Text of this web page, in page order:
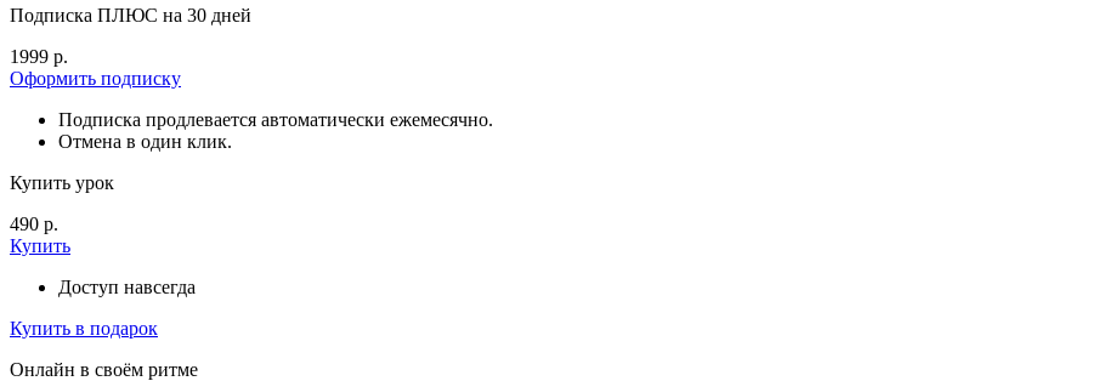
Подписка ПЛЮС на 30 дней
1999 р.
Оформить подписку
Подписка продлевается автоматически ежемесячно.
Отмена в один клик.
Купить урок
490 р.
Купить
Доступ навсегда
Купить в подарок
Онлайн в своём ритме